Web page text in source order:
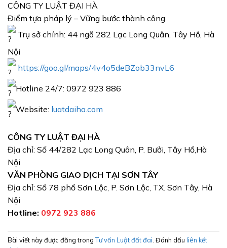
CÔNG TY LUẬT ĐẠI HÀ
Điểm tựa pháp lý – Vững bước thành công
Trụ sở chính: 44 ngõ 282 Lạc Long Quân, Tây Hồ, Hà
Nội
https://goo.gl/maps/4v4o5deBZob33nvL6
Hotline 24/7: 0972 923 886
Website: luatdaiha.com
CÔNG TY LUẬT ĐẠI HÀ
Địa chỉ: Số 44/282 Lạc Long Quân, P. Bưởi, Tây Hồ,Hà
Nội
VĂN PHÒNG GIAO DỊCH TẠI SƠN TÂY
Địa chỉ: Số 78 phố Sơn Lộc, P. Sơn Lộc, TX. Sơn Tây, Hà
Nội
Hotline: 0972 923 886
Bài viết này được đăng trongTư vấn Luật đất đai. Đánh dấu liên kết